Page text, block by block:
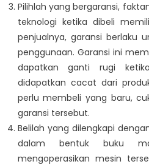
Pilihlah yang bergaransi,
teknologi ketika dibeli
penjualnya, garansi berlaku
penggunaan. Garansi ini
dapatkan ganti rugi
didapatkan cacat dari
perlu membeli yang baru,
garansi tersebut.
Belilah yang dilengkapi
dalam bentuk buku
mengoperasikan mesin